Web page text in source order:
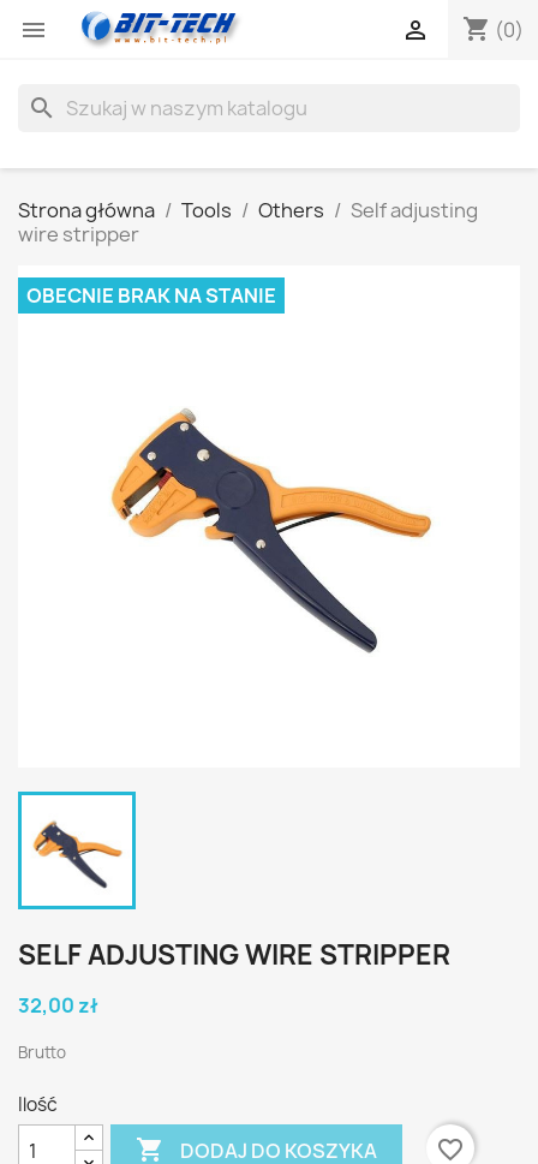
 shopping_cart (0)

search
Strona główna Tools Others
Self adjusting
wire stripper
OBECNIE BRAK NA STANIE
SELF ADJUSTING WIRE STRIPPER
32,00 zł
Brutto
Ilość
 DODAJ DO KOSZYKA
favorite_border